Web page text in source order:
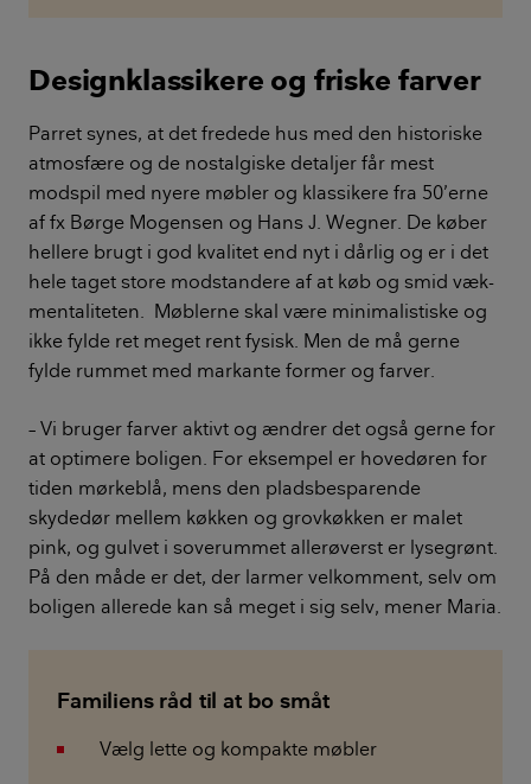
Designklassikere og friske farver
Parret synes, at det fredede hus med den historiske
atmosfære og de nostalgiske detaljer får mest
modspil med nyere møbler og klassikere fra 50’erne
af fx Børge Mogensen og Hans J. Wegner. De køber
hellere brugt i god kvalitet end nyt i dårlig og er i det
hele taget store modstandere af at køb og smid væk-
mentaliteten. Møblerne skal være minimalistiske og
ikke fylde ret meget rent fysisk. Men de må gerne
fylde rummet med markante former og farver.
– Vi bruger farver aktivt og ændrer det også gerne for
at optimere boligen. For eksempel er hovedøren for
tiden mørkeblå, mens den pladsbesparende
skydedør mellem køkken og grovkøkken er malet
pink, og gulvet i soverummet allerøverst er lysegrønt.
På den måde er det, der larmer velkomment, selv om
boligen allerede kan så meget i sig selv, mener Maria.
Familiens råd til at bo småt
Vælg lette og kompakte møbler